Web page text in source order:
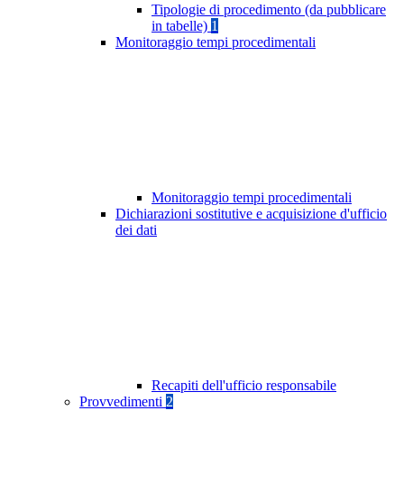
Tipologie di procedimento (da pubblicare
in tabelle) 1
Monitoraggio tempi procedimentali
Monitoraggio tempi procedimentali
Dichiarazioni sostitutive e acquisizione d'ufficio
dei dati
Recapiti dell'ufficio responsabile
Provvedimenti 2